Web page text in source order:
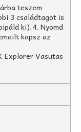
teszem
3 családtagot is
ki),4. Nyomd
kapsz az
Explorer Vasutas